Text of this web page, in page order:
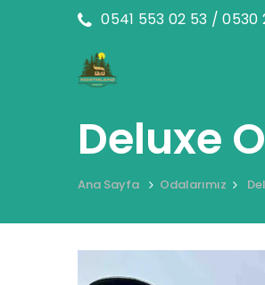
0541 553 02 53 / 0530
Deluxe
Ana Sayfa Odalarımız